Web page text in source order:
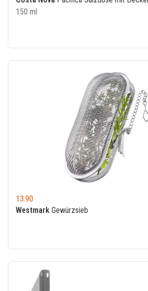
150 ml
13.90
Westmark Gewürzsieb